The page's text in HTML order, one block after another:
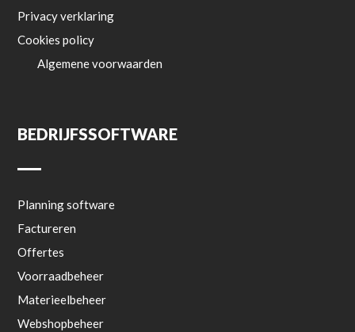
Privacy verklaring
Cookies policy
Algemene voorwaarden
BEDRIJFSSOFTWARE
Planning software
Factureren
Offertes
Voorraadbeheer
Materieelbeheer
Webshopbeheer